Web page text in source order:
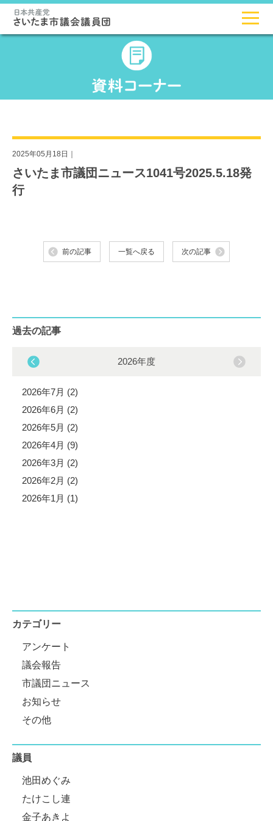
2025年05月18日｜
さいたま市議団ニュース1041号2025.5.18発
行
前の記事 一覧へ戻る 次の記事
過去の記事
2026年度
2026年7月 (2)
2026年6月 (2)
2026年5月 (2)
2026年4月 (9)
2026年3月 (2)
2026年2月 (2)
2026年1月 (1)
カテゴリー
アンケート
議会報告
市議団ニュース
お知らせ
その他
議員
池田めぐみ
たけこし連
金子あきよ